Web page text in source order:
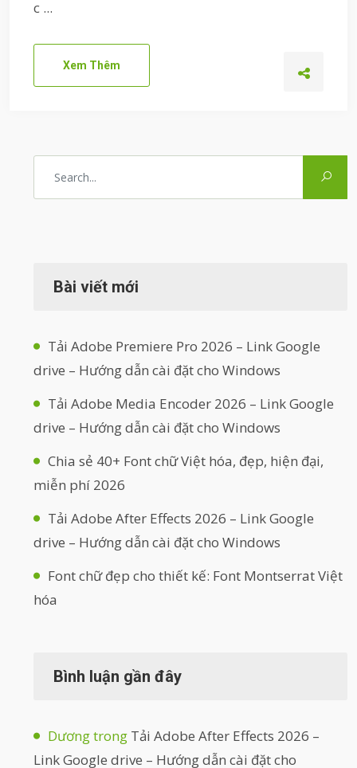
c ...
Xem Thêm
Bài viết mới
Tải Adobe Premiere Pro 2026 – Link Google
drive – Hướng dẫn cài đặt cho Windows
Tải Adobe Media Encoder 2026 – Link Google
drive – Hướng dẫn cài đặt cho Windows
Chia sẻ 40+ Font chữ Việt hóa, đẹp, hiện đại,
miễn phí 2026
Tải Adobe After Effects 2026 – Link Google
drive – Hướng dẫn cài đặt cho Windows
Font chữ đẹp cho thiết kế: Font Montserrat Việt
hóa
Bình luận gần đây
Dươngtrong Tải Adobe After Effects 2026 –
Link Google drive – Hướng dẫn cài đặt cho